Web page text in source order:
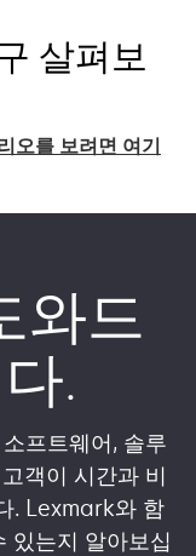
살펴보
오를 보려면 여기
와드
.
프트웨어, 솔루
객이 시간과 비
. Lexmark와 함
있는지 알아보십